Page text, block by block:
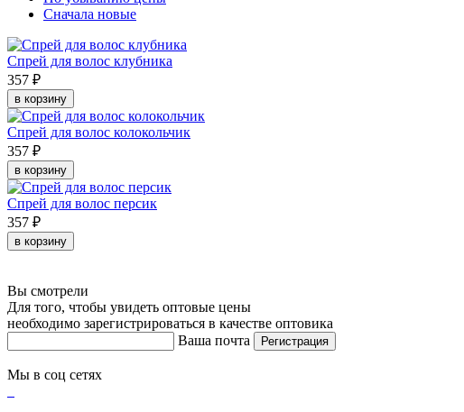
Сначала новые
Спрей для волос клубника
357 ₽
в корзину
Спрей для волос колокольчик
357 ₽
в корзину
Спрей для волос персик
357 ₽
в корзину
Вы смотрели
Для того, чтобы увидеть оптовые цены
необходимо зарегистрироваться в качестве оптовика
Ваша почта
Регистрация
Мы в соц сетях